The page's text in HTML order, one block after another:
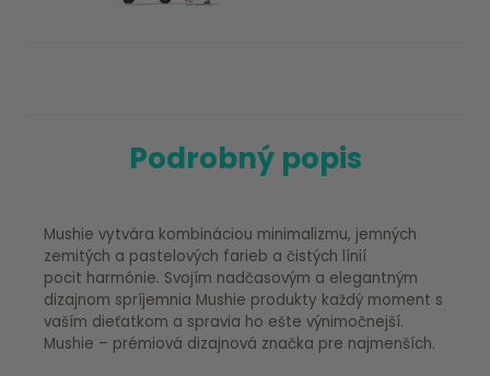
Podrobný popis
Mushie vytvára kombináciou minimalizmu, jemných
zemitých a pastelových farieb a čistých línií
pocit harmónie. Svojím nadčasovým a elegantným
dizajnom spríjemnia Mushie produkty každý moment s
vaším dieťatkom a spravia ho ešte výnimočnejší.
Mushie – prémiová dizajnová značka pre najmenších.